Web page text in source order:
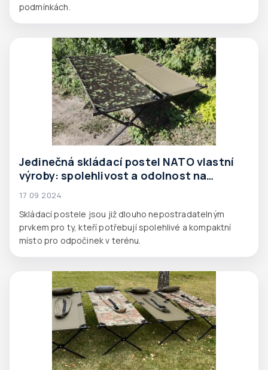
podmínkách.
Jedinečná skládací postel NATO vlastní
výroby: spolehlivost a odolnost na
nejvyšší úrovni
17 09 2024
Skládací postele jsou již dlouho nepostradatelným
prvkem pro ty, kteří potřebují spolehlivé a kompaktní
místo pro odpočinek v terénu.